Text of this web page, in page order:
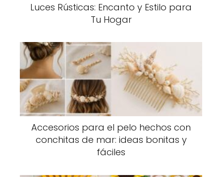
Luces Rústicas: Encanto y Estilo para
Tu Hogar
Accesorios para el pelo hechos con
conchitas de mar: ideas bonitas y
fáciles